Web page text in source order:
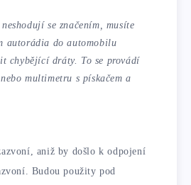
se značením, musíte
autorádia do automobilu
chybějící dráty. To se provádí
multimetru s pískačem a
aniž by došlo k odpojení
Budou použity pod